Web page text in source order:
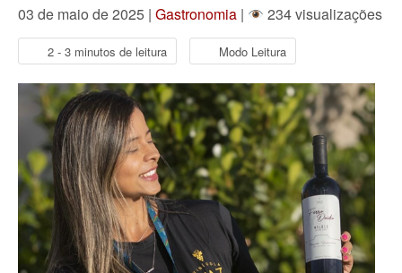
03 de maio de 2025 | Gastronomia | 234 visualizações
2 - 3 minutos de leitura Modo Leitura